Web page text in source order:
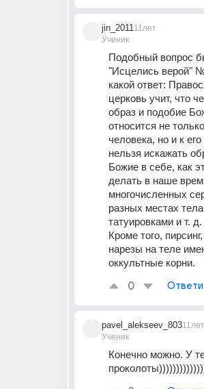
jin_2011
Ученик
11лет
Подобный вопрос
"Исцелись верой"
какой ответ:
церковь учит, что
образ и подобие
относится не
человека, но и к
нельзя искажать
Божие в себе, как
делать в наше
многочисленных
разных местах
татуировками и т. д.
Кроме того,
нарезы на теле
оккультные корни.
0
pavel_alekseev_803
Ученик
11лет
Конечно можно. У